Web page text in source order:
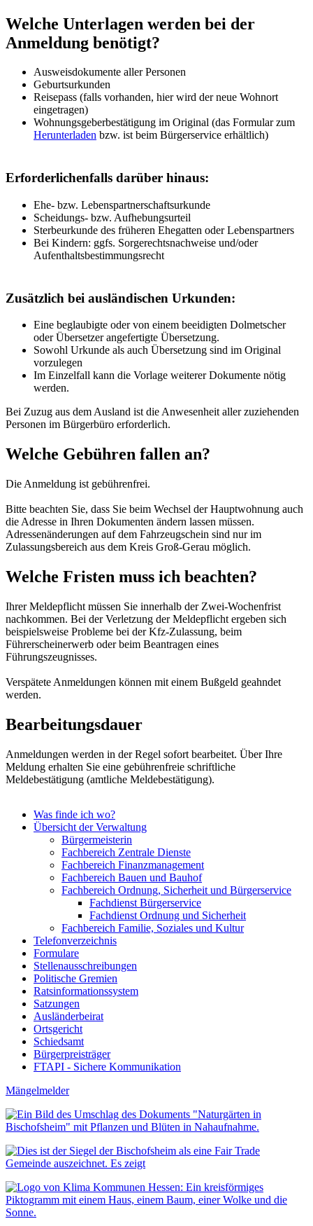
Welche Unterlagen werden bei der
Anmeldung benötigt?
Ausweisdokumente aller Personen
Geburtsurkunden
Reisepass (falls vorhanden, hier wird der neue Wohnort
eingetragen)
Wohnungsgeberbestätigung im Original (das Formular zum
Herunterladen bzw. ist beim Bürgerservice erhältlich)
Erforderlichenfalls darüber hinaus:
Ehe- bzw. Lebenspartnerschaftsurkunde
Scheidungs- bzw. Aufhebungsurteil
Sterbeurkunde des früheren Ehegatten oder Lebenspartners
Bei Kindern: ggfs. Sorgerechtsnachweise und/oder
Aufenthaltsbestimmungsrecht
Zusätzlich bei ausländischen Urkunden:
Eine beglaubigte oder von einem beeidigten Dolmetscher
oder Übersetzer angefertigte Übersetzung.
Sowohl Urkunde als auch Übersetzung sind im Original
vorzulegen
Im Einzelfall kann die Vorlage weiterer Dokumente nötig
werden.
Bei Zuzug aus dem Ausland ist die Anwesenheit aller zuziehenden
Personen im Bürgerbüro erforderlich.
Welche Gebühren fallen an?
Die Anmeldung ist gebührenfrei.
Bitte beachten Sie, dass Sie beim Wechsel der Hauptwohnung auch
die Adresse in Ihren Dokumenten ändern lassen müssen.
Adressenänderungen auf dem Fahrzeugschein sind nur im
Zulassungsbereich aus dem Kreis Groß-Gerau möglich.
Welche Fristen muss ich beachten?
Ihrer Meldepflicht müssen Sie innerhalb der Zwei-Wochenfrist
nachkommen. Bei der Verletzung der Meldepflicht ergeben sich
beispielsweise Probleme bei der Kfz-Zulassung, beim
Führerscheinerwerb oder beim Beantragen eines
Führungszeugnisses.
Verspätete Anmeldungen können mit einem Bußgeld geahndet
werden.
Bearbeitungsdauer
Anmeldungen werden in der Regel sofort bearbeitet. Über Ihre
Meldung erhalten Sie eine gebührenfreie schriftliche
Meldebestätigung (amtliche Meldebestätigung).
Was finde ich wo?
Übersicht der Verwaltung
Bürgermeisterin
Fachbereich Zentrale Dienste
Fachbereich Finanzmanagement
Fachbereich Bauen und Bauhof
Fachbereich Ordnung, Sicherheit und Bürgerservice
Fachdienst Bürgerservice
Fachdienst Ordnung und Sicherheit
Fachbereich Familie, Soziales und Kultur
Telefonverzeichnis
Formulare
Stellenausschreibungen
Politische Gremien
Ratsinformationssystem
Satzungen
Ausländerbeirat
Ortsgericht
Schiedsamt
Bürgerpreisträger
FTAPI - Sichere Kommunikation
Mängelmelder